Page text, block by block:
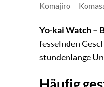
Komajiro
Yo-kai Watch –
fesselnden
stundenlange
Häufig